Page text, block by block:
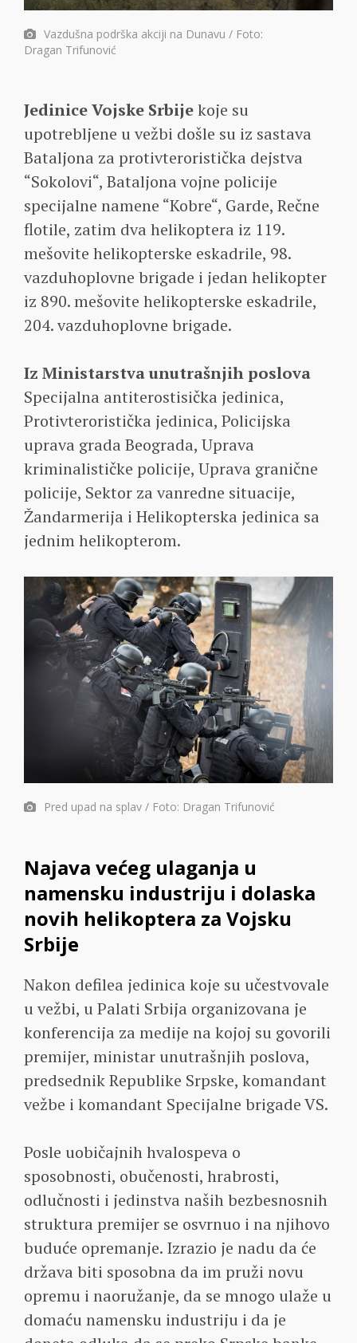
Vazdušna podrška akciji na Dunavu / Foto:
Dragan Trifunović
Jedinice Vojske Srbijekoje su
upotrebljene u vežbi došle su iz sastava
Bataljona za protivteroristička dejstva
“Sokolovi“, Bataljona vojne policije
specijalne namene “Kobre“, Garde, Rečne
flotile, zatim dva helikoptera iz 119.
mešovite helikopterske eskadrile, 98.
vazduhoplovne brigade i jedan helikopter
iz 890. mešovite helikopterske eskadrile,
204. vazduhoplovne brigade.
Iz Ministarstva unutrašnjih poslova
Specijalna antiterostisička jedinica,
Protivteroristička jedinica, Policijska
uprava grada Beograda, Uprava
kriminalističke policije, Uprava granične
policije, Sektor za vanredne situacije,
Žandarmerija i Helikopterska jedinica sa
jednim helikopterom.
Pred upad na splav / Foto: Dragan Trifunović
Najava većeg ulaganja u
namensku industriju i dolaska
novih helikoptera za Vojsku
Srbije
Nakon defilea jedinica koje su učestvovale
u vežbi, u Palati Srbija organizovana je
konferencija za medije na kojoj su govorili
premijer, ministar unutrašnjih poslova,
predsednik Republike Srpske, komandant
vežbe i komandant Specijalne brigade VS.
Posle uobičajnih hvalospeva o
sposobnosti, obučenosti, hrabrosti,
odlučnosti i jedinstva naših bezbesnosnih
struktura premijer se osvrnuo i na njihovo
buduće opremanje. Izrazio je nadu da će
država biti sposobna da im pruži novu
opremu i naoružanje, da se mnogo ulaže u
domaću namensku industriju i da je